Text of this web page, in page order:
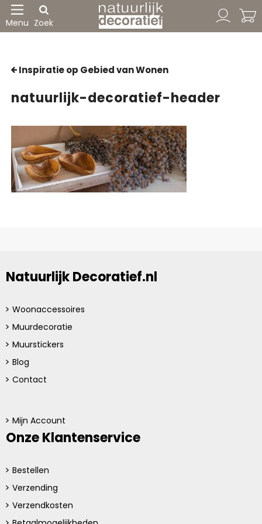
Menu Zoek
Inspiratie op Gebied van Wonen
natuurlijk-decoratief-header
Natuurlijk Decoratief.nl
Woonaccessoires
Muurdecoratie
Muurstickers
Blog
Contact
Mijn Account
Onze Klantenservice
Bestellen
Verzending
Verzendkosten